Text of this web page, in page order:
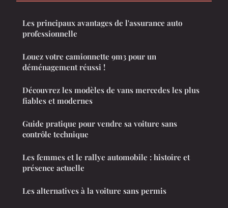
Les principaux avantages de l'assurance auto
professionnelle
Louez votre camionnette 9m3 pour un
déménagement réussi !
Découvrez les modèles de vans mercedes les plus
fiables et modernes
Guide pratique pour vendre sa voiture sans
contrôle technique
Les femmes et le rallye automobile : histoire et
présence actuelle
Les alternatives à la voiture sans permis